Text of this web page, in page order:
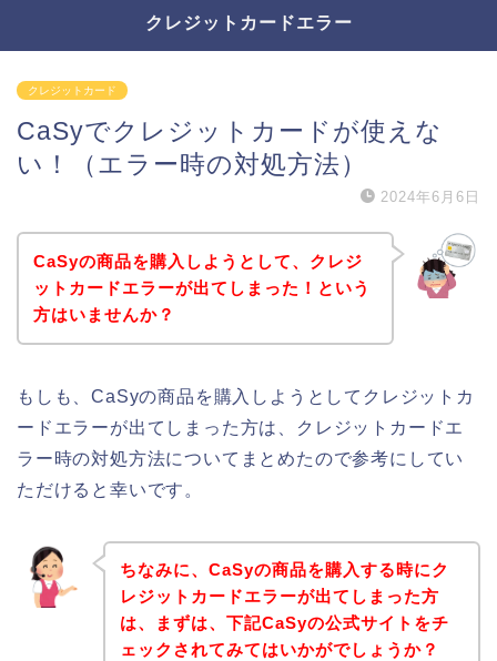
クレジットカードエラー
クレジットカード
CaSyでクレジットカードが使えな
い！（エラー時の対処方法）
2024年6月6日
CaSyの商品を購入しようとして、クレジ
ットカードエラーが出てしまった！という
方はいませんか？
もしも、CaSyの商品を購入しようとしてクレジットカ
ードエラーが出てしまった方は、クレジットカードエ
ラー時の対処方法についてまとめたので参考にしてい
ただけると幸いです。
ちなみに、CaSyの商品を購入する時にク
レジットカードエラーが出てしまった方
は、まずは、下記CaSyの公式サイトをチ
ェックされてみてはいかがでしょうか？